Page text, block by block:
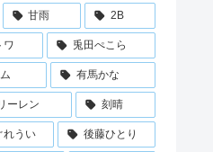
甘雨 2B
ワ 兎田ぺこら
有馬かな
ーレン 刻晴
れうい 後藤ひとり